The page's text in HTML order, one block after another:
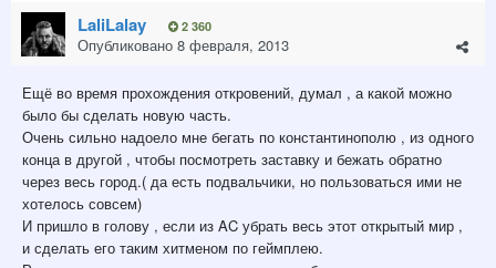
LaliLalay 2 360
Опубликовано 8 февраля, 2013
Ещё во время прохождения откровений, думал , а какой можно
было бы сделать новую часть.
Очень сильно надоело мне бегать по константинополю , из одного
конца в другой , чтобы посмотреть заставку и бежать обратно
через весь город.( да есть подвальчики, но пользоваться ими не
хотелось совсем)
И пришло в голову , если из AC убрать весь этот открытый мир ,
и сделать его таким хитменом по геймплею.